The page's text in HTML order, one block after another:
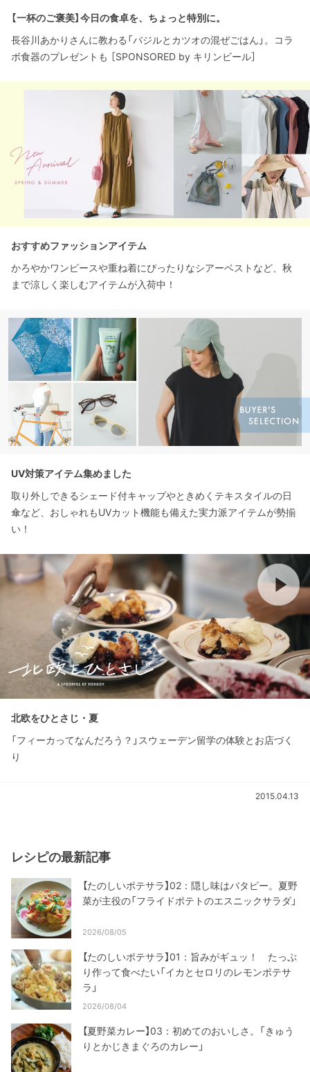
【一杯のご褒美】今日の食卓を、ちょっと特別に。
長谷川あかりさんに教わる「バジルとカツオの混ぜごはん」。コラ
ボ食器のプレゼントも ［SPONSORED by キリンビール］
おすすめファッションアイテム
かろやかワンピースや重ね着にぴったりなシアーベストなど、秋
まで涼しく楽しむアイテムが入荷中！
UV対策アイテム集めました
取り外しできるシェード付キャップやときめくテキスタイルの日
傘など、おしゃれもUVカット機能も備えた実力派アイテムが勢揃
い！
北欧をひとさじ・夏
「フィーカってなんだろう？」スウェーデン留学の体験とお店づく
り
2015.04.13
レシピの最新記事
【たのしいポテサラ】02：隠し味はバタピー。夏野
菜が主役の「フライドポテトのエスニックサラダ」
2026/08/05
【たのしいポテサラ】01：旨みがギュッ！ たっぷ
り作って食べたい「イカとセロリのレモンポテサ
ラ」
2026/08/04
【夏野菜カレー】03：初めてのおいしさ。「きゅう
りとかじきまぐろのカレー」